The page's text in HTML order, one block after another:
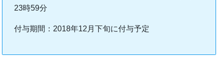
23時59分
付与期間：2018年12月下旬に付与予定